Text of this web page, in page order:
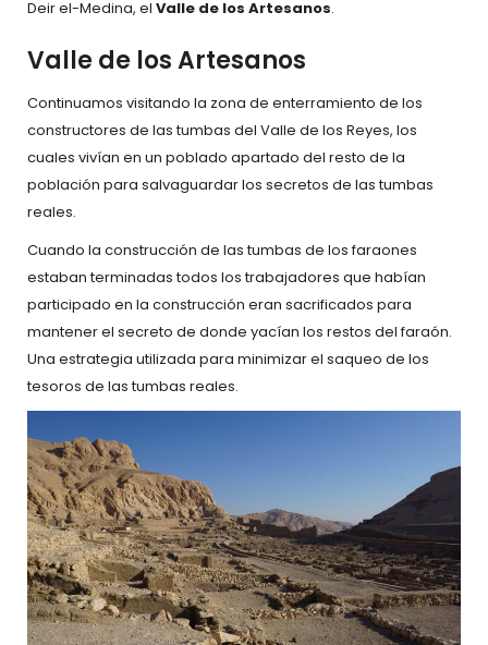
Deir el-Medina, el Valle de los Artesanos.
Valle de los Artesanos
Continuamos visitando la zona de enterramiento de los
constructores de las tumbas del Valle de los Reyes, los
cuales vivían en un poblado apartado del resto de la
población para salvaguardar los secretos de las tumbas
reales.
Cuando la construcción de las tumbas de los faraones
estaban terminadas todos los trabajadores que habían
participado en la construcción eran sacrificados para
mantener el secreto de donde yacían los restos del faraón.
Una estrategia utilizada para minimizar el saqueo de los
tesoros de las tumbas reales.